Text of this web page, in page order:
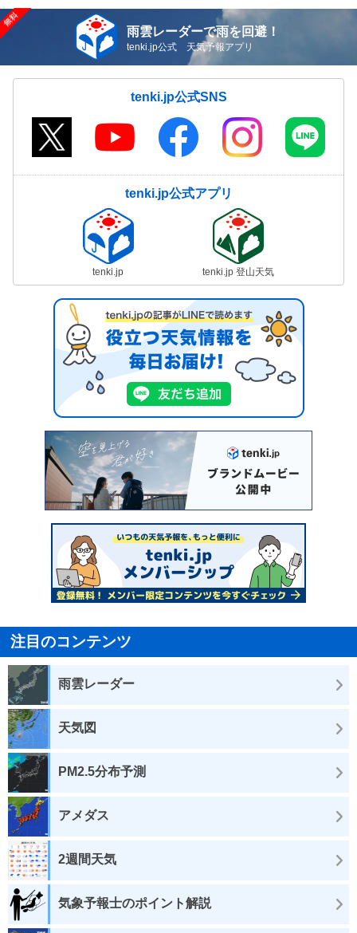
雨雲レーダーで雨を回避！
tenki.jp公式 天気予報アプリ
tenki.jp公式SNS
tenki.jp公式アプリ
tenki.jp tenki.jp 登山天気
注目のコンテンツ
雨雲レーダー
天気図
PM2.5分布予測
アメダス
2週間天気
気象予報士のポイント解説